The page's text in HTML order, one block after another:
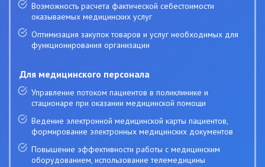
Возможность расчета фактической себестоимости
оказываемых медицинских услуг
Оптимизация закупок товаров и услуг необходимых для
функционирования организации
Для медицинского персонала
Управление потоком пациентов в поликлинике и
стационаре при оказании медицинской помощи
Ведение электронной медицинской карты пациентов,
формирование электронных медицинских документов
Повышение эффективности работы с медицинским
оборудованием, использование телемедицины